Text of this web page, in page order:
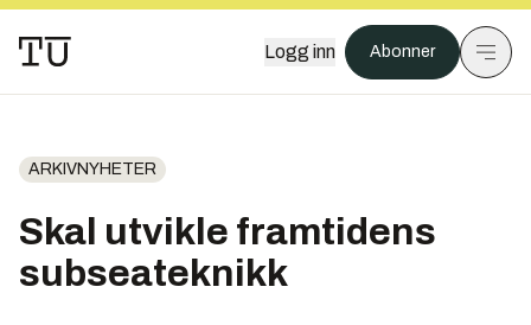
Logg inn Abonner
ARKIVNYHETER
Skal utvikle framtidens
subseateknikk